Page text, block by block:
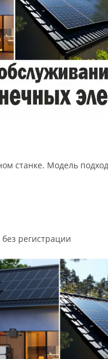
станке. Модель
регистрации